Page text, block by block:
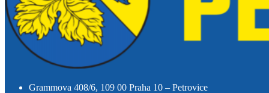
Grammova 408/6, 109 00 Praha 10 – Petrovice